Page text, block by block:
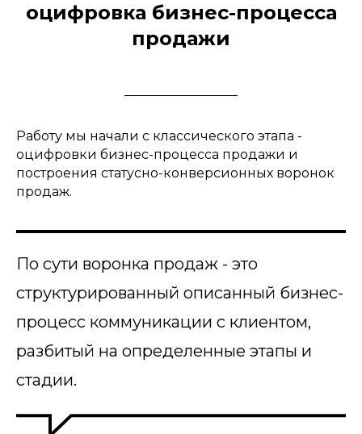
оцифровка бизнес-процесса
продажи
Работу мы начали с классического этапа -
оцифровки бизнес-процесса продажи и
построения статусно-конверсионных воронок
продаж.
По сути воронка продаж - это
структурированный описанный бизнес-
процесс коммуникации с клиентом,
разбитый на определенные этапы и
стадии.